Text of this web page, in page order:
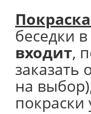
беседки в
входит,
заказать
на
покраски